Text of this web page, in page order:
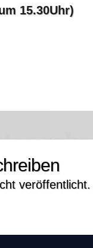
15.30Uhr)
veröffentlicht.